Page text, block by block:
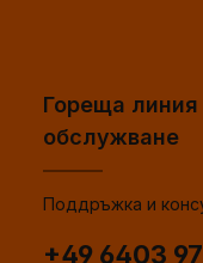
Гореща линия
обслужване
Поддръжка и
+49 6403